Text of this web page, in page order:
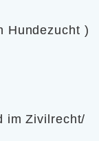
Hundezucht )
im Zivilrecht/